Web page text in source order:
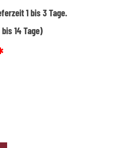
1 bis 3 Tage.
14 Tage)